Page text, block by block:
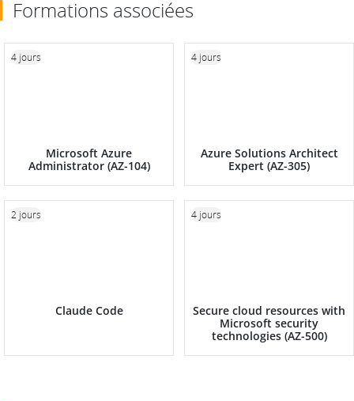
Formations associées
Microsoft Azure
Administrator (AZ-104)
4 jours
Azure Solutions Architect
Expert (AZ-305)
4 jours
Claude Code
2 jours
Secure cloud resources with
Microsoft security
technologies (AZ-500)
4 jours